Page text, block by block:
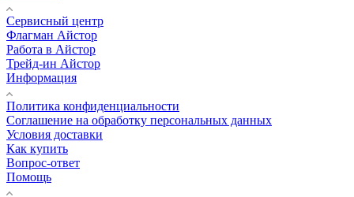
Сервисный центр
Флагман Айстор
Работа в Айстор
Трейд-ин Айстор
Информация
Политика конфиденциальности
Соглашение на обработку персональных данных
Условия доставки
Как купить
Вопрос-ответ
Помощь